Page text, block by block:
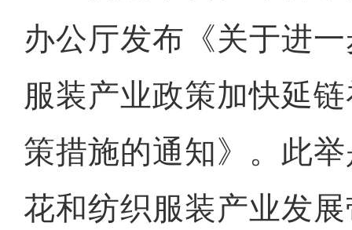
办公厅发布《关于进
服装产业政策加快延
策措施的通知》。此
花和纺织服装产业发